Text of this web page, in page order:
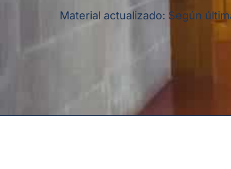
Material actualizado: Según